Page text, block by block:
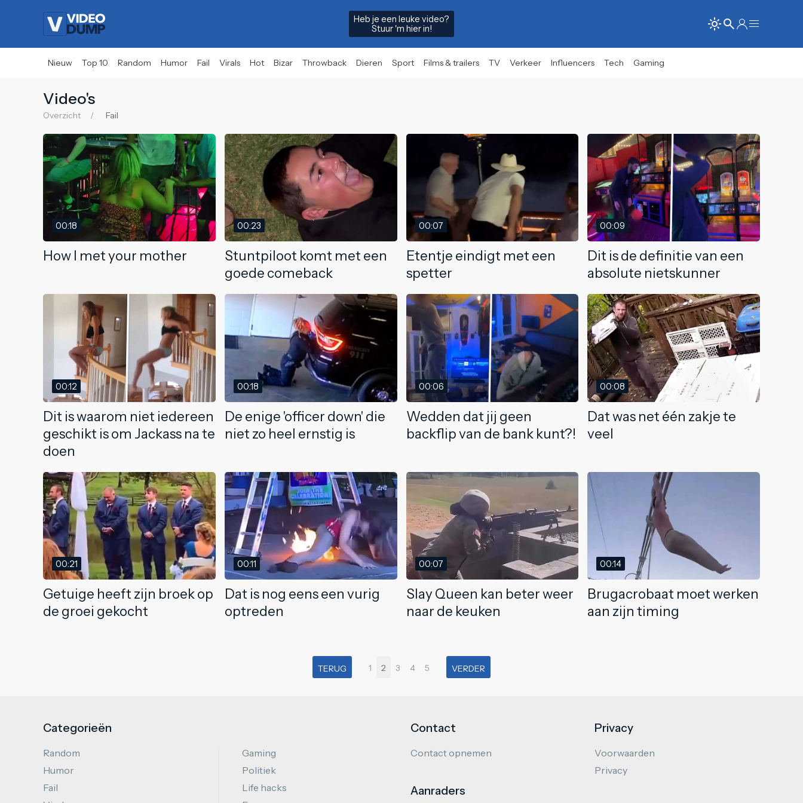
Heb je een leuke video?
Stuur 'm hier in!
Nieuw Top 10 Random Humor Fail Virals Hot Bizar Throwback Dieren Sport Films & trailers TV Verkeer Influencers Tech Gaming
Video's
Overzicht Fail
00:18
How I met your mother
00:23
Stuntpiloot komt met een
goede comeback
00:07
Etentje eindigt met een
spetter
00:09
Dit is de definitie van een
absolute nietskunner
00:12
Dit is waarom niet iedereen
geschikt is om Jackass na te
doen
00:18
De enige 'officer down' die
niet zo heel ernstig is
00:06
Wedden dat jij geen
backflip van de bank kunt?!
00:08
Dat was net één zakje te
veel
00:21
Getuige heeft zijn broek op
de groei gekocht
00:11
Dat is nog eens een vurig
optreden
00:07
Slay Queen kan beter weer
naar de keuken
00:14
Brugacrobaat moet werken
aan zijn timing
TERUG 1 2 3 4 5 VERDER
Categorieën
Random
Humor
Fail
Gaming
Politiek
Life hacks
Contact
Contact opnemen
Aanraders
Privacy
Voorwaarden
Privacy